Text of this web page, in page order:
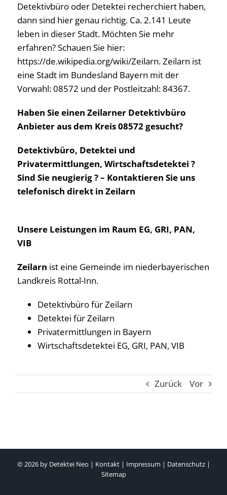
Detektivbüro oder Detektei recherchiert haben,
dann sind hier genau richtig. Ca. 2.141 Leute
leben in dieser Stadt. Möchten Sie mehr
erfahren? Schauen Sie hier:
https://de.wikipedia.org/wiki/Zeilarn. Zeilarn ist
eine Stadt im Bundesland Bayern mit der
Vorwahl: 08572 und der Postleitzahl: 84367.
Haben Sie einen Zeilarner Detektivbüro
Anbieter aus dem Kreis 08572 gesucht?
Detektivbüro, Detektei und
Privatermittlungen, Wirtschaftsdetektei ?
Sind Sie neugierig ? – Kontaktieren Sie uns
telefonisch direkt in Zeilarn
Unsere Leistungen im Raum EG, GRI, PAN,
VIB
Zeilarn ist eine Gemeinde im niederbayerischen
Landkreis Rottal-Inn.
Detektivbüro für Zeilarn
Detektei für Zeilarn
Privatermittlungen in Bayern
Wirtschaftsdetektei EG, GRI, PAN, VIB
Zurück Vor
© 2026 by Detektei Neo | Kontakt| Impressum | Datenschutz|
Sitemap